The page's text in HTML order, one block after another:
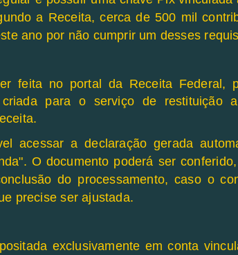
a Receita, cerca de 500 mil
ano por não cumprir um desses
feita no portal da Receita Federal,
para o serviço de restituição
acessar a declaração gerada
O documento poderá ser
do processamento, caso o
precise ser ajustada.
exclusivamente em conta